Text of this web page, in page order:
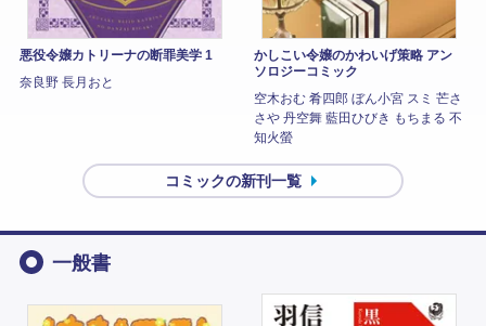
悪役令嬢カトリーナの断罪美学 1
奈良野 長月おと
かしこい令嬢のかわいげ策略 アン
ソロジーコミック
空木おむ 肴四郎 ぼん小宮 スミ 芒さ
さや 丹空舞 藍田ひびき もちまる 不
知火螢
コミックの新刊一覧
一般書